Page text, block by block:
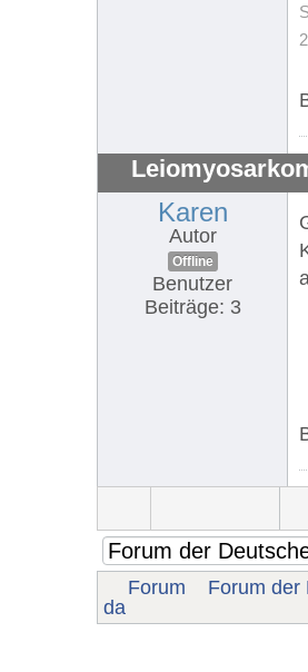
Karen
Autor
Offline
Benutzer
Beiträge: 3
Forum Forum der
da